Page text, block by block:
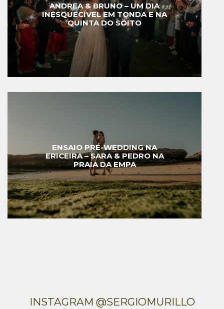
ANDREA & BRUNO – UM DIA
INESQUECÍVEL EM TONDA E NA
QUINTA DO SOITO
ENSAIO PRÉ-WEDDING NA
ERICEIRA – SARA & PEDRO NA
PRAIA DA EMPA
INSTAGRAM @SERGIOMURILLO